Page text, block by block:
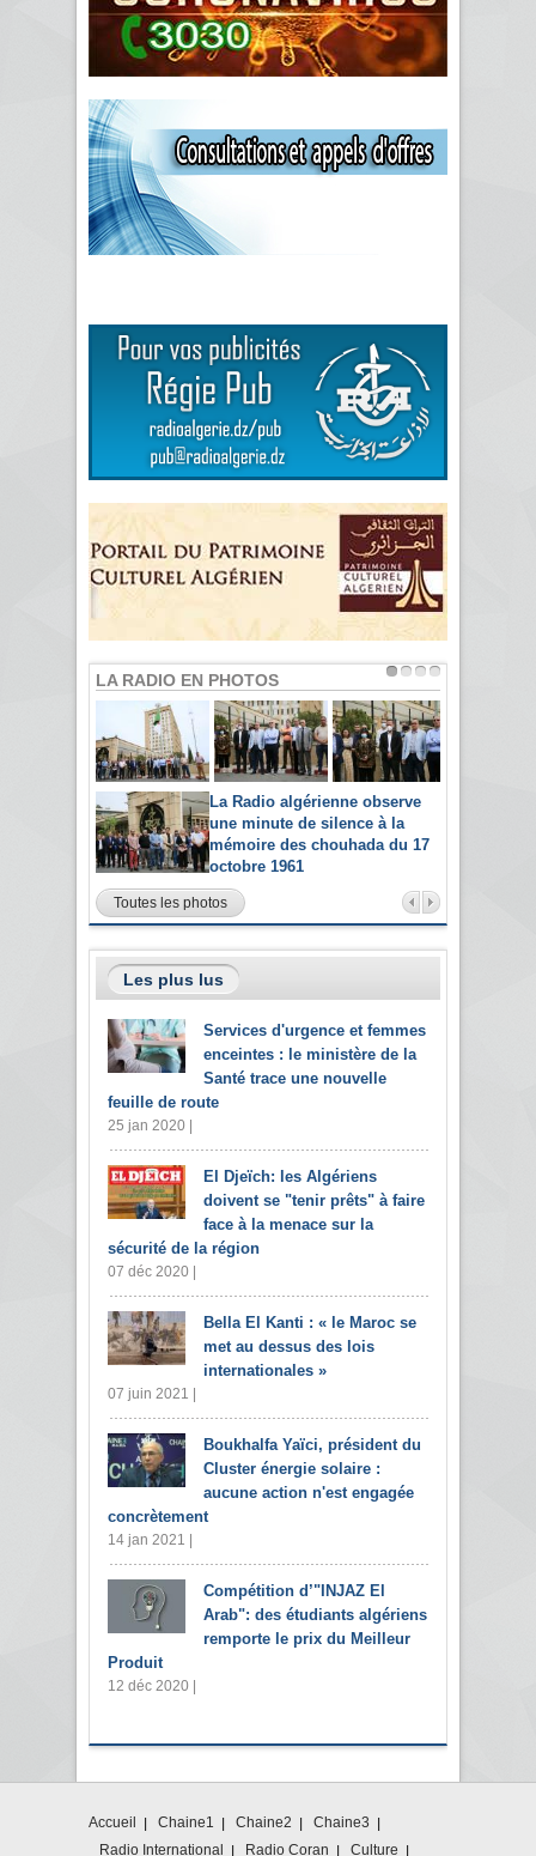
LA RADIO EN PHOTOS
La Radio algérienne observe
une minute de silence à la
mémoire des chouhada du 17
octobre 1961
Toutes les photos
Les plus lus
Services d'urgence et femmes
enceintes : le ministère de la
Santé trace une nouvelle
feuille de route
25 jan 2020 |
El Djeïch: les Algériens
doivent se "tenir prêts" à faire
face à la menace sur la
sécurité de la région
07 déc 2020 |
Bella El Kanti : « le Maroc se
met au dessus des lois
internationales »
07 juin 2021 |
Boukhalfa Yaïci, président du
Cluster énergie solaire :
aucune action n'est engagée
concrètement
14 jan 2021 |
Compétition d’"INJAZ El
Arab": des étudiants algériens
remporte le prix du Meilleur
Produit
12 déc 2020 |
Accueil Chaine1 Chaine2
Chaine3
Radio International
Radio Coran Culture